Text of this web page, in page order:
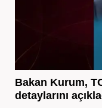
Bakan Kurum,
detaylarını